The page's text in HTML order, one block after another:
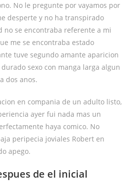
No le pregunte por vayamos por
desperte y no ha transpirado
no se encontraba referente a mi
me se encontraba estado
tuve segundo amante aparicion
sexo con manga larga algun
dos anos.
en compania de un adulto listo,
ayer fui nada mas un
haya comico. No
peripecia joviales Robert en
apego.
de el inicial